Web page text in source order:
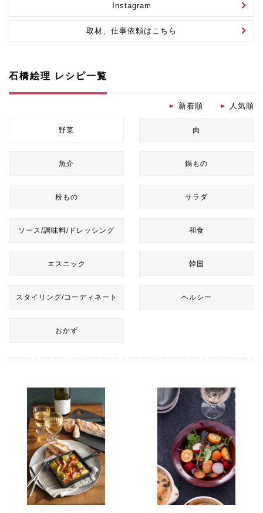
Instagram
取材、仕事依頼はこちら
石橋絵理 レシピ一覧
新着順 人気順
野菜 肉
魚介 鍋もの
粉もの サラダ
ソース/調味料/ドレッシング 和食
エスニック 韓国
スタイリング/コーディネート ヘルシー
おかず